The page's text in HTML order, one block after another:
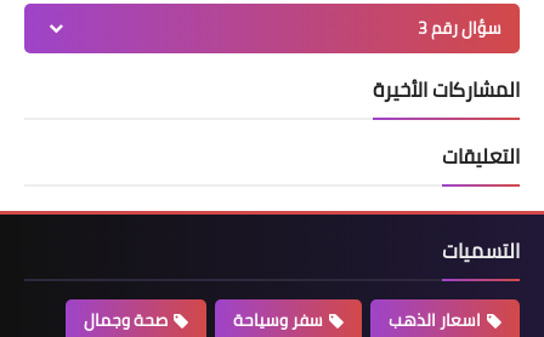
سؤال رقم 3
المشاركات الأخيرة
التعليقات
التسميات
اسعار الذهب سفر وسياحة
صحة وجمال